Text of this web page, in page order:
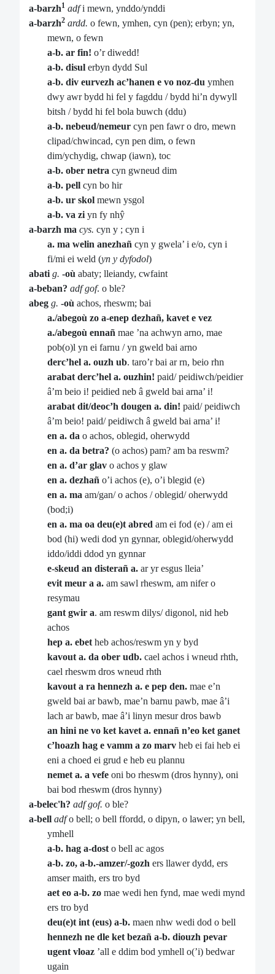
a-barzh1 adfi mewn, ynddo/ynddi
a-barzh2 ardd. o fewn, ymhen, cyn (pen); erbyn; yn,
mewn, o fewn
a-b. ar fin! o’r diwedd!
a-b. disul erbyn dydd Sul
a-b. div eurvezh ac’hanen e vo noz-du ymhen
dwy awr bydd hi fel y fagddu / bydd hi’n dywyll
bitsh / bydd hi fel bola buwch (ddu)
a-b. nebeud/nemeur cyn pen fawr o dro, mewn
clipad/chwincad, cyn pen dim, o fewn
dim/ychydig, chwap (iawn), toc
a-b. ober netra cyn gwneud dim
a-b. pell cyn bo hir
a-b. ur skol mewn ysgol
a-b. va zi yn fy nhŷ
a-barzh ma cys. cyn y ; cyn i
a. ma welin anezhañ cyn y gwela’ i e/o, cyn i
fi/mi ei weld (yn y dyfodol)
abati g. -où abaty; lleiandy, cwfaint
a-beban? adf gof. o ble?
abeg g. -où achos, rheswm; bai
a./abegoù zo a-enep dezhañ, kavet e vez
a./abegoù ennañ mae ’na achwyn arno, mae
pob(o)l yn ei farnu / yn gweld bai arno
derc’hel a. ouzh ub. taro’r bai ar rn, beio rhn
arabat derc’hel a. ouzhin! paid/ peidiwch/peidier
â’m beio i! peidied neb â gweld bai arna’ i!
arabat dit/deoc’h dougen a. din! paid/ peidiwch
â’m beio! paid/ peidiwch â gweld bai arna’ i!
en a. da o achos, oblegid, oherwydd
en a. da betra? (o achos) pam? am ba reswm?
en a. d’ar glav o achos y glaw
en a. dezhañ o’i achos (e), o’i blegid (e)
en a. ma am/gan/ o achos / oblegid/ oherwydd
(bod;i)
en a. ma oa deu(e)t abred am ei fod (e) / am ei
bod (hi) wedi dod yn gynnar, oblegid/oherwydd
iddo/iddi ddod yn gynnar
e-skeud an disterañ a. ar yr esgus lleia’
evit meur a a. am sawl rheswm, am nifer o
resymau
gant gwir a. am reswm dilys/ digonol, nid heb
achos
hep a. ebet heb achos/reswm yn y byd
kavout a. da ober udb. cael achos i wneud rhth,
cael rheswm dros wneud rhth
kavout a ra hennezh a. e pep den. mae e’n
gweld bai ar bawb, mae’n barnu pawb, mae â’i
lach ar bawb, mae â’i linyn mesur dros bawb
an hini ne vo ket kavet a. ennañ n’eo ket ganet
c’hoazh hag e vamm a zo marv heb ei fai heb ei
eni a choed ei grud e heb eu plannu
nemet a. a vefe oni bo rheswm (dros hynny), oni
bai bod rheswm (dros hynny)
a-belec'h? adf gof. o ble?
a-bell adfo bell; o bell ffordd, o dipyn, o lawer; yn bell,
ymhell
a-b. hag a-dost o bell ac agos
a-b. zo, a-b.-amzer/-gozh ers llawer dydd, ers
amser maith, ers tro byd
aet eo a-b. zo mae wedi hen fynd, mae wedi mynd
ers tro byd
deu(e)t int (eus) a-b. maen nhw wedi dod o bell
hennezh ne dle ket bezañ a-b. diouzh pevar
ugent vloaz ’all e ddim bod ymhell o(’i) bedwar
ugain